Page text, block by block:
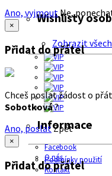
Wishlisty
Zobrazit
Informace
Facebook
O nás
Podmínky použití
Kontakt
Ano, vyjmout Ne,
×
Přidat do přátel
Chceš poslat žádost o
Sobotková?
Ano, poslatZpět
×
Přidat do přátel